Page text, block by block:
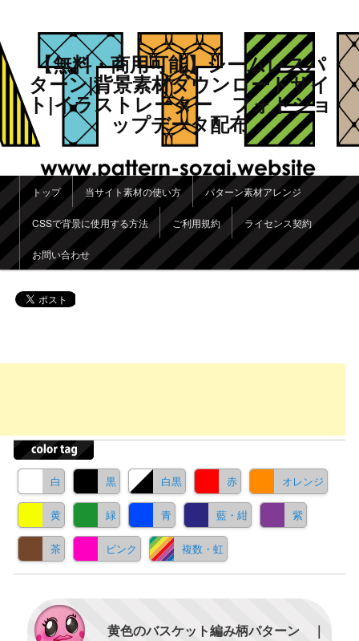
【無料・商用可能】シームレスパ
ターン|背景素材ダウンロードサイ
ト|イラストレーター フォトショ
ップデータ配布
メインメニュー
メインコンテンツへ移動
サブコンテンツへ移動
トップ 当サイト素材の使い方 パターン素材アレンジ
CSSで背景に使用する方法 ご利用規約 ライセンス契約
お問い合わせ
白 黒 白黒 赤 オレンジ
黄 緑 青 藍・紺 紫
茶 ピンク 複数・虹
黄色のバスケット編み柄パターン ｜